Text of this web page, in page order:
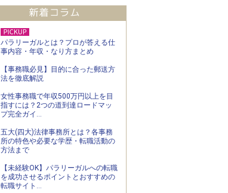
パラリーガルとは？プロが答える仕
事内容・年収・なり方まとめ
【事務職必見】目的に合った郵送方
法を徹底解説
女性事務職で年収500万円以上を目
指すには？2つの道到達ロードマッ
プ完全ガイ…
五大(四大)法律事務所とは？各事務
所の特色や必要な学歴・転職活動の
方法まで
【未経験OK】パラリーガルへの転職
を成功させるポイントとおすすめの
転職サイト…